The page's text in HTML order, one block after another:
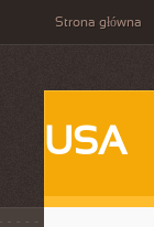
Strona główna
USA